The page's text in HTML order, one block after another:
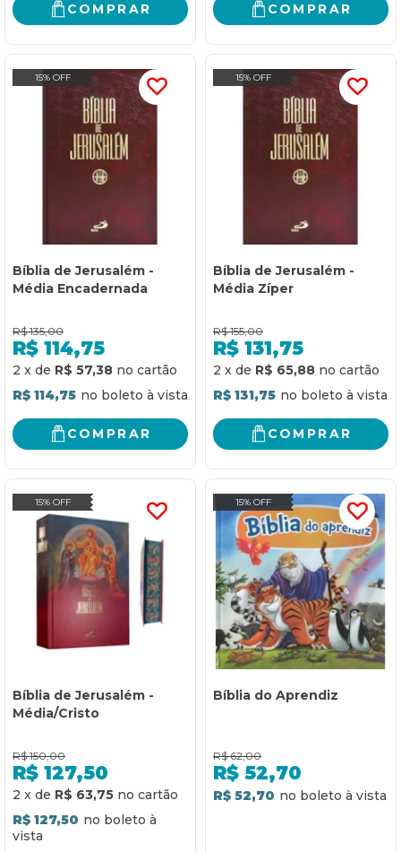
COMPRAR COMPRAR
15% OFF
Bíblia de Jerusalém -
Média Encadernada
R$ 135,00
R$ 114,75
2 x de R$ 57,38
R$ 114,75
COMPRAR
15% OFF
Bíblia de Jerusalém -
Média Zíper
R$ 155,00
R$ 131,75
2 x de R$ 65,88
R$ 131,75
COMPRAR
15% OFF
Bíblia de Jerusalém -
Média/Cristo
R$ 150,00
R$ 127,50
2 x de R$ 63,75
R$ 127,50
15% OFF
Bíblia do Aprendiz
R$ 62,00
R$ 52,70
R$ 52,70